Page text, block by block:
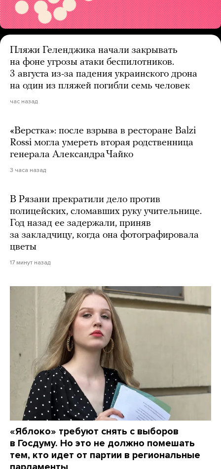
Пляжи Геленджика начали закрывать
на фоне угрозы атаки беспилотников.
3 августа из-за падения украинского дрона
на один из пляжей погибли семь человек
час назад
«Верстка»: после взрыва в ресторане Balzi
Rossi могла умереть вторая родственница
генерала Александра Чайко
3 часа назад
В Рязани прекратили дело против
полицейских, сломавших руку учительнице.
Год назад ее задержали, приняв
за закладчицу, когда она фотографировала
цветы
17 минут назад
«Яблоко» требуют снять с выборов
в Госдуму. Но это не должно помешать
тем, кто идет от партии в региональные